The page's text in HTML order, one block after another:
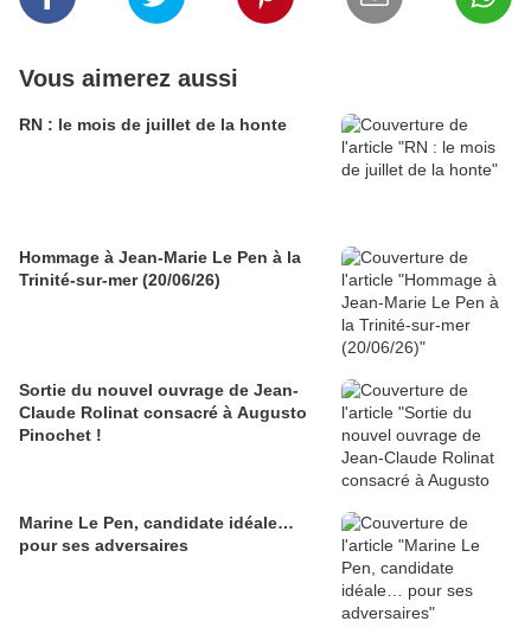
Vous aimerez aussi
RN : le mois de juillet de la honte
Hommage à Jean-Marie Le Pen à la
Trinité-sur-mer (20/06/26)
Sortie du nouvel ouvrage de Jean-
Claude Rolinat consacré à Augusto
Pinochet !
Marine Le Pen, candidate idéale…
pour ses adversaires